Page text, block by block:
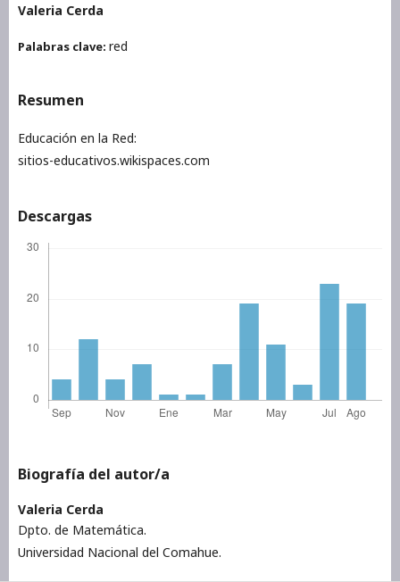
Valeria Cerda
Palabras clave: red
Resumen
Educación en la Red:
sitios-educativos.wikispaces.com
Descargas
Biografía del autor/a
Valeria Cerda
Dpto. de Matemática.
Universidad Nacional del Comahue.